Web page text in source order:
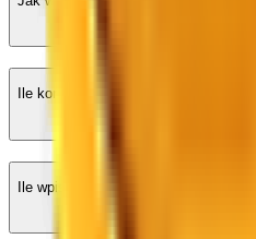
Ile konkursów z nagrodami odbywa
Ile wpisów mogę zdobyć?